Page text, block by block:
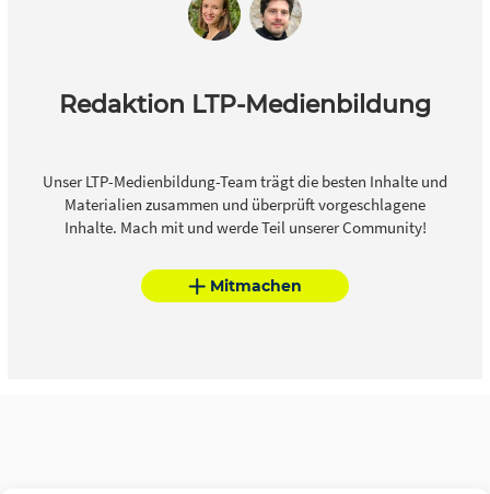
Redaktion LTP-Medienbildung
Unser LTP-Medienbildung-Team trägt die besten Inhalte und
Materialien zusammen und überprüft vorgeschlagene
Inhalte. Mach mit und werde Teil unserer Community!
Mitmachen